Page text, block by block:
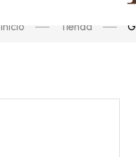
Inicio Tienda